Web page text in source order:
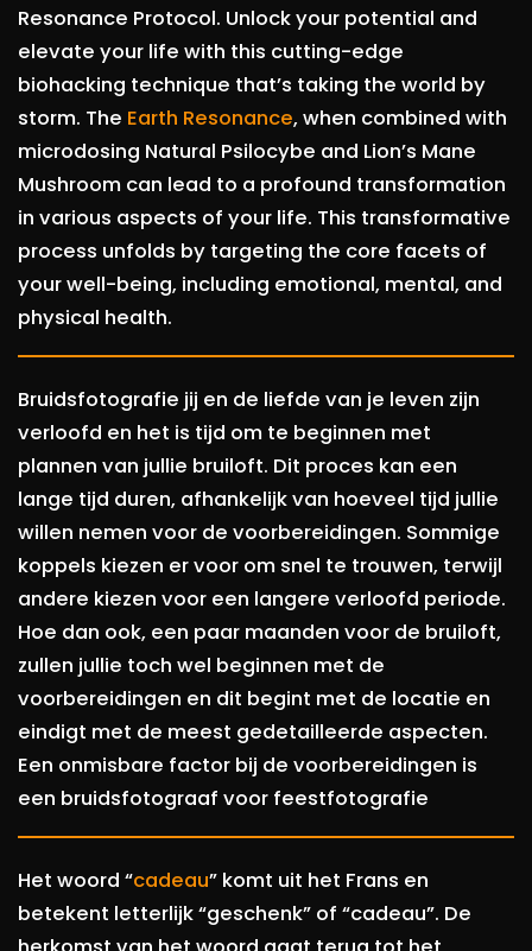
Resonance Protocol. Unlock your potential and
elevate your life with this cutting-edge
biohacking technique that’s taking the world by
storm. The Earth Resonance, when combined with
microdosing Natural Psilocybe and Lion’s Mane
Mushroom can lead to a profound transformation
in various aspects of your life. This transformative
process unfolds by targeting the core facets of
your well-being, including emotional, mental, and
physical health.
Bruidsfotografie jij en de liefde van je leven zijn
verloofd en het is tijd om te beginnen met
plannen van jullie bruiloft. Dit proces kan een
lange tijd duren, afhankelijk van hoeveel tijd jullie
willen nemen voor de voorbereidingen. Sommige
koppels kiezen er voor om snel te trouwen, terwijl
andere kiezen voor een langere verloofd periode.
Hoe dan ook, een paar maanden voor de bruiloft,
zullen jullie toch wel beginnen met de
voorbereidingen en dit begint met de locatie en
eindigt met de meest gedetailleerde aspecten.
Een onmisbare factor bij de voorbereidingen is
een bruidsfotograaf voor feestfotografie
Het woord “cadeau” komt uit het Frans en
betekent letterlijk “geschenk” of “cadeau”. De